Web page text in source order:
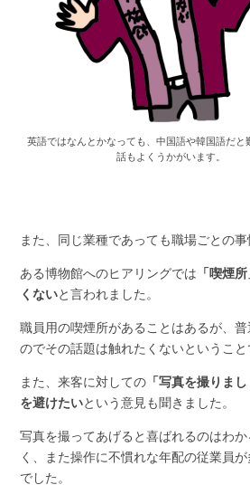
英語ではなんとかなっても、中国語や韓国語だと
話もよくうかがいます。
また、同じ業種であっても職場ごとの事
ある博物館へのヒアリングでは 「喫煙
くないと言われました。
職員用の喫煙所があることはあるが、
のでその話題は触れたくないということ
また、来客に対しての「写真を撮りま
を避けたいという意見も聞きました。
写真を撮ってあげると喜ばれるのはわ
く、また操作に不慣れな年配の従業員
でした。